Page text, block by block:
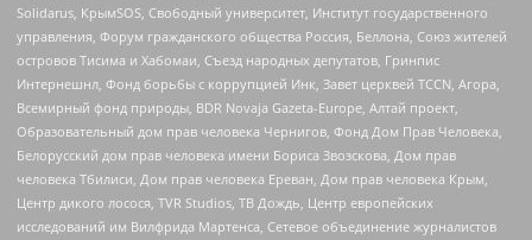
Solidarus, КрымSOS, Свободный университет, Институт государственного
управления, Форум гражданского общества Россия, Беллона, Союз жителей
островов Тисима и Хабомаи, Съезд народных депутатов, Гринпис
Интернешнл, Фонд борьбы с коррупцией Инк, Завет церквей TCCN, Агора,
Всемирный фонд природы, BDR Novaja Gazeta-Europe, Алтай проект,
Образовательный дом прав человека Чернигов, Фонд Дом Прав Человека,
Белорусский дом прав человека имени Бориса Звозскова, Дом прав
человека Тбилиси, Дом прав человека Ереван, Дом прав человека Крым,
Центр дикого лосося, TVR Studios, ТВ Дождь, Центр европейских
исследований им Вилфрида Мартенса, Сетевое объединение журналистов